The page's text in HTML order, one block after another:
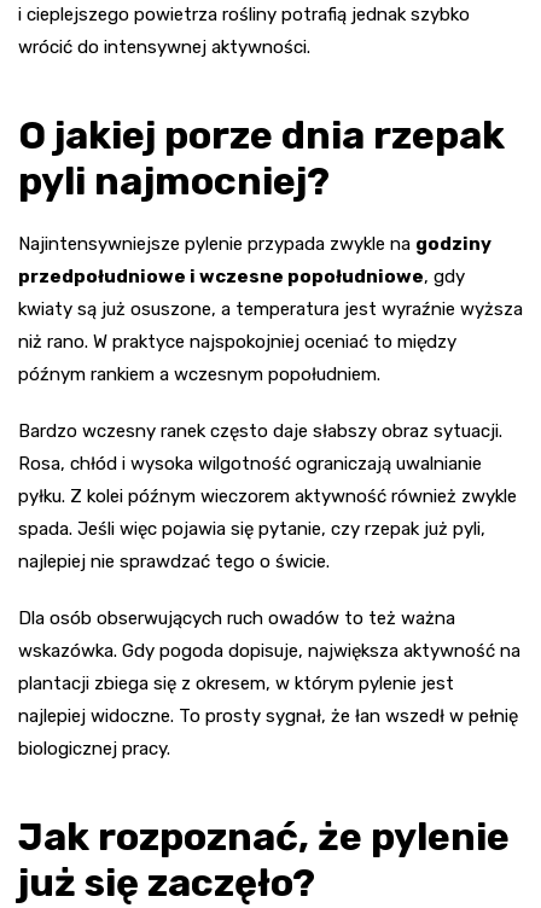
i cieplejszego powietrza rośliny potrafią jednak szybko
wrócić do intensywnej aktywności.
O jakiej porze dnia rzepak
pyli najmocniej?
Najintensywniejsze pylenie przypada zwykle na godziny
przedpołudniowe i wczesne popołudniowe, gdy
kwiaty są już osuszone, a temperatura jest wyraźnie wyższa
niż rano. W praktyce najspokojniej oceniać to między
późnym rankiem a wczesnym popołudniem.
Bardzo wczesny ranek często daje słabszy obraz sytuacji.
Rosa, chłód i wysoka wilgotność ograniczają uwalnianie
pyłku. Z kolei późnym wieczorem aktywność również zwykle
spada. Jeśli więc pojawia się pytanie, czy rzepak już pyli,
najlepiej nie sprawdzać tego o świcie.
Dla osób obserwujących ruch owadów to też ważna
wskazówka. Gdy pogoda dopisuje, największa aktywność na
plantacji zbiega się z okresem, w którym pylenie jest
najlepiej widoczne. To prosty sygnał, że łan wszedł w pełnię
biologicznej pracy.
Jak rozpoznać, że pylenie
już się zaczęło?